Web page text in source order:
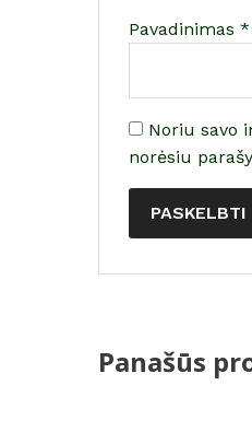
Pavadinimas *
Noriu savo
norėsiu
Panašūs